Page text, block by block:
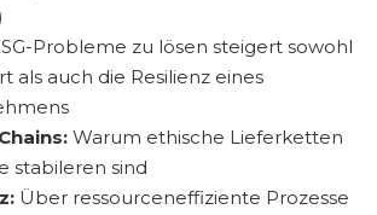
Probleme zu lösen steigert sowohl
als auch die Resilienz eines
Warum ethische Lieferketten
stabileren sind
Über ressourceneffiziente Prozesse